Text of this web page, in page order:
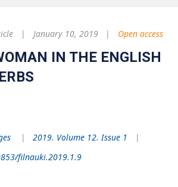
January 10, 2019 Open access
IN THE ENGLISH
2019. Volume 12. Issue 1
filnauki.2019.1.9